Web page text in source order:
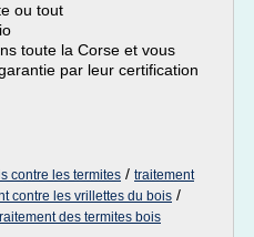
ou tout
toute la Corse et vous
par leur certification
contre les termites / traitement
contre les vrillettes du bois /
des termites bois